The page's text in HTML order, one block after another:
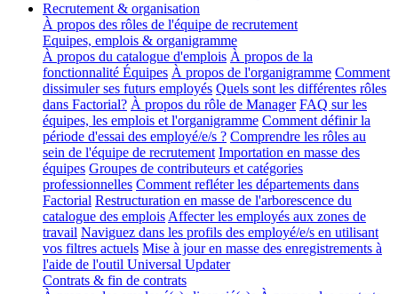
Recrutement & organisation
À propos des rôles de l'équipe de recrutement
Equipes, emplois & organigramme
À propos du catalogue d'emplois À propos de la
fonctionnalité Équipes À propos de l'organigramme Comment
dissimuler ses futurs employés Quels sont les différentes rôles
dans Factorial? À propos du rôle de Manager FAQ sur les
équipes, les emplois et l'organigramme Comment définir la
période d'essai des employé/e/s ? Comprendre les rôles au
sein de l'équipe de recrutement Importation en masse des
équipes Groupes de contributeurs et catégories
professionnelles Comment refléter les départements dans
Factorial Restructuration en masse de l'arborescence du
catalogue des emplois Affecter les employés aux zones de
travail Naviguez dans les profils des employé/e/s en utilisant
vos filtres actuels Mise à jour en masse des enregistrements à
l'aide de l'outil Universal Updater
Contrats & fin de contrats